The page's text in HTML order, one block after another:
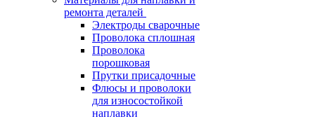
ремонта деталей
Электроды сварочные
Проволока сплошная
Проволока
порошковая
Прутки присадочные
Флюсы и проволоки
для износостойкой
наплавки